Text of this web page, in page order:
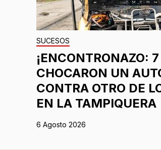
SUCESOS
¡ENCONTRONAZO:
CHOCARON UN
CONTRA OTRO DE
EN LA TAMPIQUERA
6 Agosto 2026